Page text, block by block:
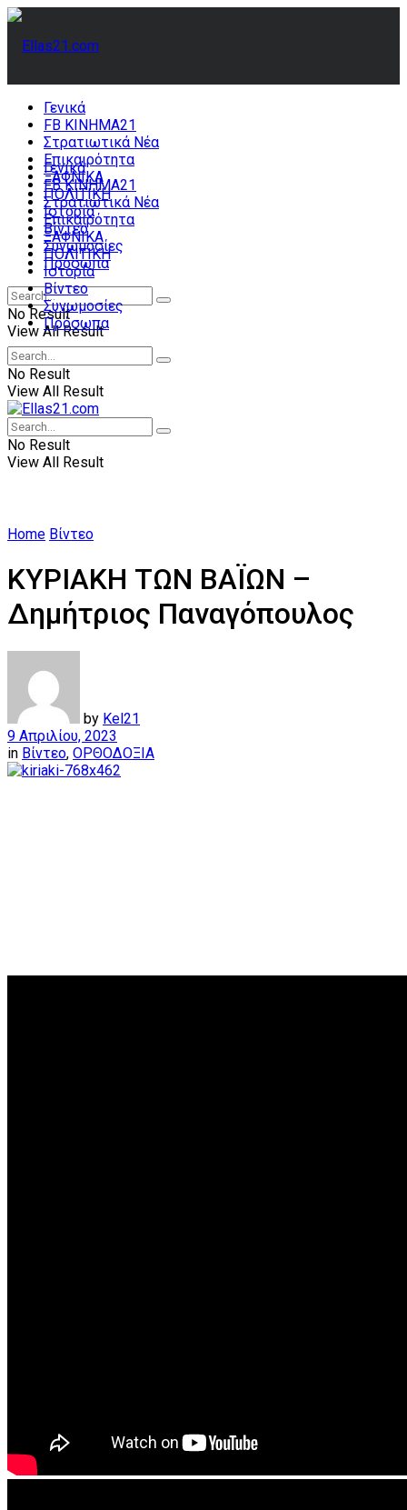
Γενικά
FB ΚΙΝΗΜΑ21
Στρατιωτικά Νέα
Επικαιρότητα
ΞΑΦΝΙΚΑ
ΠΟΛΙΤΙΚΗ
Ιστορία
Βίντεο
Συνωμοσίες
Πρόσωπα
No Result
View All Result
Γενικά
FB ΚΙΝΗΜΑ21
Στρατιωτικά Νέα
Επικαιρότητα
ΞΑΦΝΙΚΑ
ΠΟΛΙΤΙΚΗ
Ιστορία
Βίντεο
Συνωμοσίες
Πρόσωπα
No Result
View All Result
No Result
View All Result
Home Βίντεο
ΚΥΡΙΑΚΗ ΤΩΝ ΒΑΪΩΝ –
Δημήτριος Παναγόπουλος
by Kel21
9 Απριλίου, 2023
in Βίντεο, ΟΡΘΟΔΟΞΙΑ